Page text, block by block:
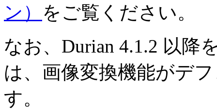
ン） をご覧ください。
なお、Durian 4.1.2 以降
は、画像変換機能がデ
す。